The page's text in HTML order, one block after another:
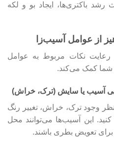
رشد باکتری‌ها، ایجاد بو و لکه
رعایت نکات مربوط به عوامل
شما کمک می‌کند.
آسیب یا سایش (ترک، خراش)
وجود ترک، خراش، تغییر رنگ
این آسیب‌ها می‌توانند محل
برای تعویض بطری باشند.